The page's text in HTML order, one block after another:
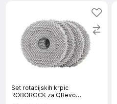
Set rotacijskih krpic
ROBOROCK za QRevo
Curv/Curv 5A1/Edge 5V1